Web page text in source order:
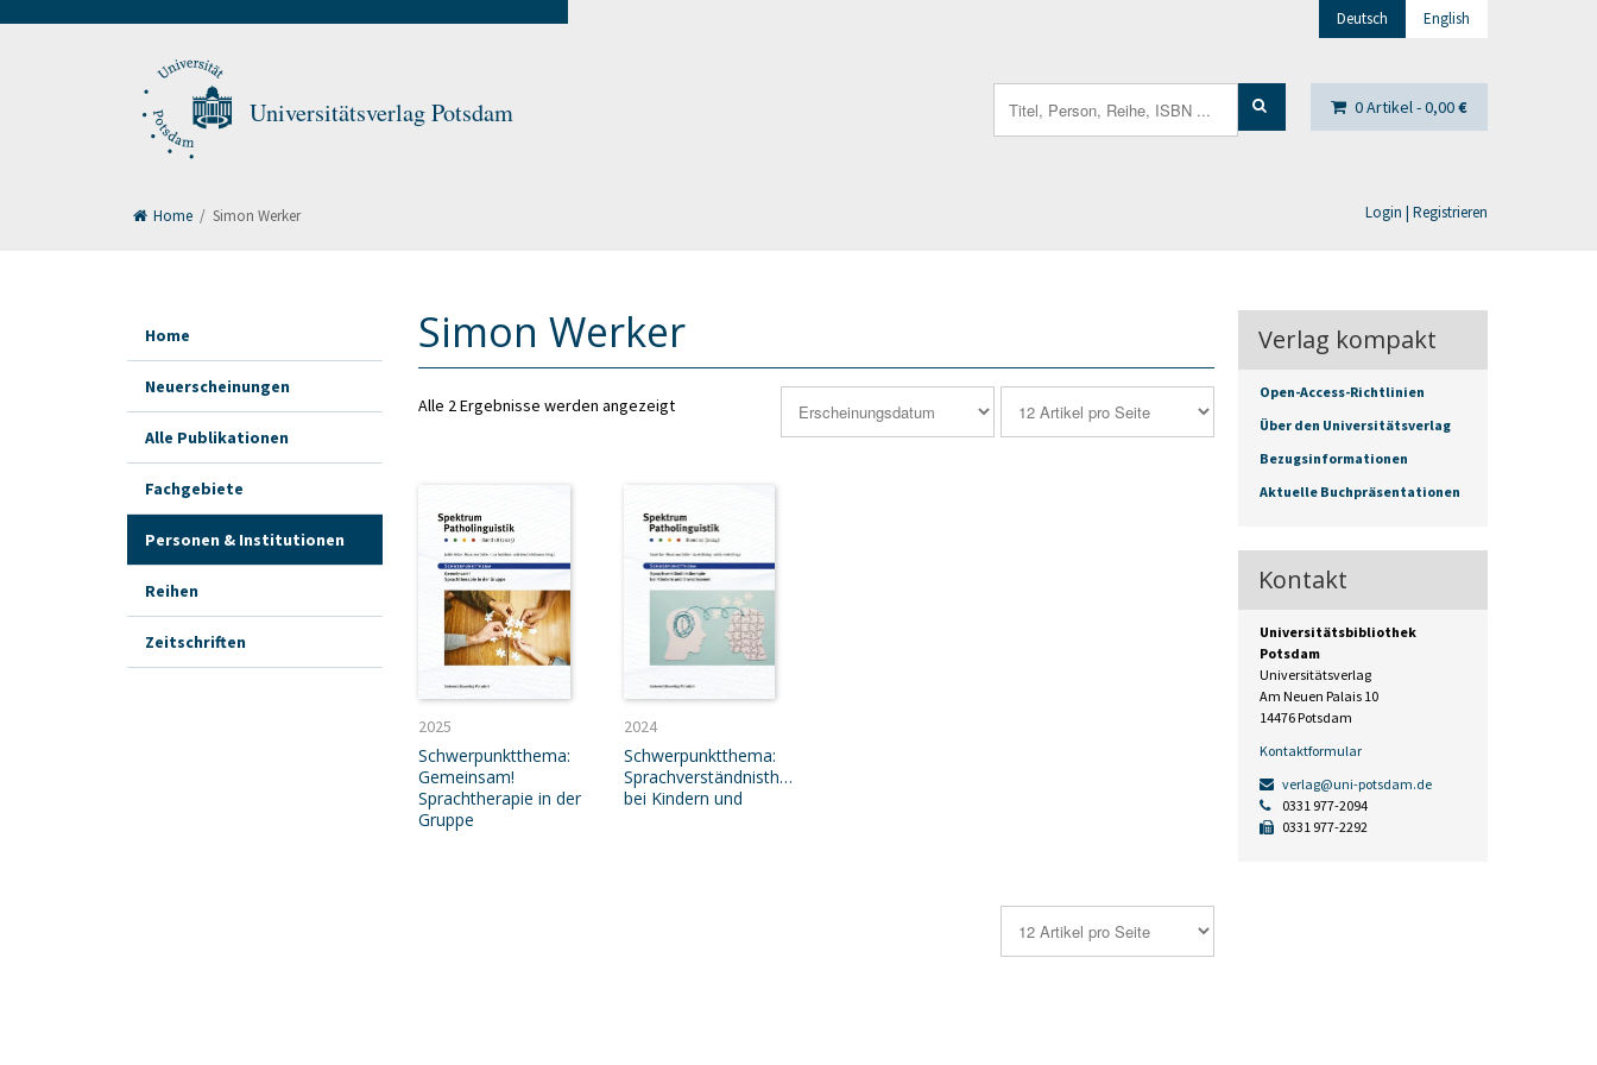
Universitätsverlag Potsdam
Deutsch English
0 Artikel -0,00€
Login | Registrieren
for:
Home / Simon Werker
Simon Werker
Alle 2 Ergebnisse werden angezeigt
2025
Schwerpunktthema:
Gemeinsam!
Sprachtherapie in der
Gruppe
2024
Schwerpunktthema:
Sprachverständnistherapie
bei Kindern und
Home
Neuerscheinungen
Alle Publikationen
Fachgebiete
Personen & Institutionen
Reihen
Zeitschriften
Verlag kompakt
Open-Access-Richtlinien
Über den Universitätsverlag
Bezugsinformationen
Aktuelle Buchpräsentationen
Kontakt
Universitätsbibliothek
Potsdam
Universitätsverlag
Am Neuen Palais 10
14476 Potsdam
Kontaktformular
verlag@uni-potsdam.de
0331 977-2094
0331 977-2292